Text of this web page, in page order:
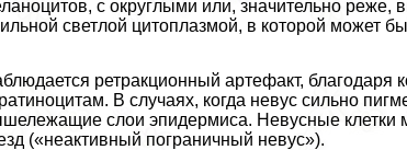
с округлыми или, значительно
светлой цитоплазмой, в которой может
ретpaкционный артефакт,
В случаях, когда невус сильно
слои эпидермиса. Невусные клетки
(«неактивный пограничный невус»).